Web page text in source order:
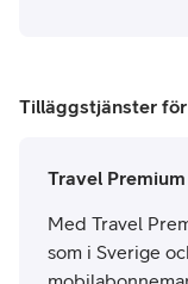
Tilläggstjänster
Travel Premium
Med Travel
som i Sverige